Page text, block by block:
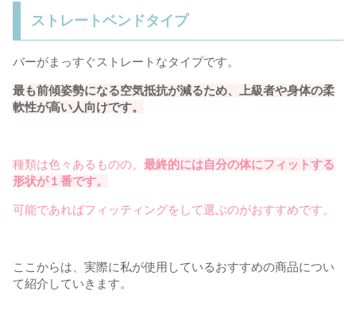
ストレートベンドタイプ
バーがまっすぐストレートなタイプです。
最も前傾姿勢になる空気抵抗が減るため、上級者や身体の柔
軟性が高い人向けです。
種類は色々あるものの、 最終的には自分の体にフィットする
形状が１番です。
可能であればフィッティングをして選ぶのがおすすめです。
ここからは、実際に私が使用しているおすすめの商品につい
て紹介していきます。